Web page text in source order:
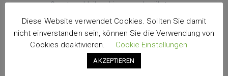
Gesetzen bleiben hiervon unberührt.
einer konkreten Rechtsverletzung
möglich. Bei Bekanntwerden von
entsprechenden Rechtsverletzungen
werden wir diese Inhalte umgehend
Diese Website verwendet Cookies. Sollten Sie damit
nicht einverstanden sein, können Sie die Verwendung von
Cookies deaktivieren.
Cookie Einstellungen
AKZEPTIEREN